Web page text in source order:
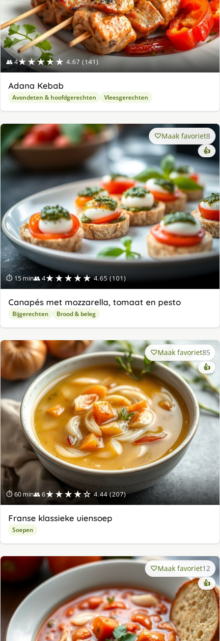
👥 4★★★★★ 4.67 (141)
Adana Kebab
Avondeten & hoofdgerechten Vleesgerechten
⏱ 15 min👥 4★★★★★ 4.65 (101)
Maak favoriet8
👍
Canapés met mozzarella, tomaat en pesto
Bijgerechten Brood & beleg
⏱ 60 min👥 6★★★★☆ 4.44 (207)
Maak favoriet85
👍
Franse klassieke uiensoep
Soepen
Maak favoriet12
👍